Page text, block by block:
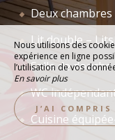
Deux chambres
Lit double –
Salle de
WC
Cuisine
Nous utilisons des
expérience en ligne
l’utilisation de vos
En savoir plus
J’AI COMPRIS